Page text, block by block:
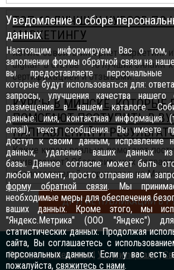
ТОП-10 ЛУЧШИХ КУРСОВ ПО
МАРКЕТИНГУ
Хотите освоить интернет-маркетинг
digital? В статье — 10 лучших онлайн-
сертификацией и отзывами...
КУРСЫ В МИНСКЕ, КОТОРЫЕ
ПОМОГАЮТ ПОСТУПИТЬ В
НАПРАВЛЕНИЙ И
Какие курсы реально помогают
университет? Обзор сильных
преподавателей и примеров из
ДРУГИЕ ПУБЛИКАЦИИ В
Правила размещения| Услуги портала|
Уведомление о сборе
данных
Настоящим информируем Вас о том,
заполнении формы обратной связи на
вы предоставляете персональные
которые будут использоваться для:
запросы, улучшения качества нашего
размещения в нашем каталоге.
данные: имя, контактная информация
email), текст сообщения. Вы имеете
доступ к своим данным, исправление
данных, удаление ваших данных
базы. Данное согласие может быть
любой момент, просто отправив нам
форму обратной связи. Мы
необходимые меры для обеспечения
ваших данных. Кроме этого, мы
"Яндекс.Метрика" (ООО "Яндекс")
статистических данных. Продолжая
сайта, Вы соглашаетесь с
персональных данных. Если у вас есть
пожалуйста, свяжитесь с нами.